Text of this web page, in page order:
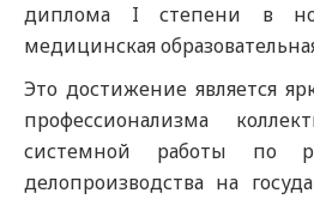
диплома I степени в
медицинская
Это достижение является
профессионализма
системной работы по
делопроизводства на